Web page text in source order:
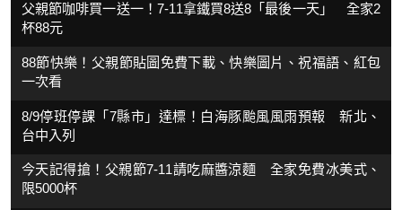
父親節咖啡買一送一！7-11拿鐵買8送8「最後一天」 全家2
杯88元
88節快樂！父親節貼圖免費下載、快樂圖片、祝福語、紅包
一次看
8/9停班停課「7縣市」達標！白海豚颱風風雨預報 新北、
台中入列
今天記得搶！父親節7-11請吃麻醬涼麵 全家免費冰美式、
限5000杯